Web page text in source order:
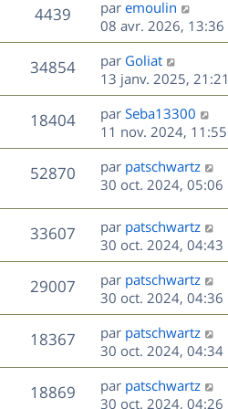
e
s
n
i
e
r
m
e
s
s
a
g
e
4439V
u
e
s
D
e
r
n
i
e
r
m
e
s
s
a
g
e
par emoulin
08 avr. 2026, 13:36
34854V
u
s
D
e
r
n
i
e
r
m
e
s
s
a
g
e
par Goliat
13 janv. 2025, 21:21
18404V
u
D
e
r
n
i
e
r
m
e
s
s
a
g
e
par Seba13300
11 nov. 2024, 11:55
52870V
u
e
D
e
n
i
e
r
m
e
s
s
a
g
e
par patschwartz
30 oct. 2024, 05:06
33607V
u
s
D
e
r
n
i
e
r
m
e
s
par patschwartz
30 oct. 2024, 04:43
29007V
u
s
D
e
r
n
i
e
r
par patschwartz
30 oct. 2024, 04:36
18367V
u
D
e
r
n
i
par patschwartz
30 oct. 2024, 04:34
18869V
D
e
par patschwartz
30 oct. 2024, 04:26